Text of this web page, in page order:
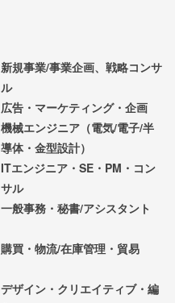
新規事業/事業企画、戦略コンサ
ル
広告・マーケティング・企画
機械エンジニア（電気/電子/半
導体・金型設計）
ITエンジニア・SE・PM・コン
サル
一般事務・秘書/アシスタント
購買・物流/在庫管理・貿易
デザイン・クリエイティブ・編